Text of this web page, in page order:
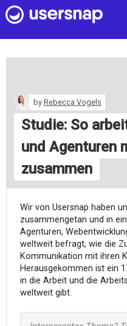
by Rebecca Vogels
Studie: So
und Agenturen
zusammen
Wir von Usersnap haben
zusammengetan und in
Agenturen,
weltweit befragt, wie die
Kommunikation mit ihren
Herausgekommen ist ein
in die Arbeit und die
weltweit gibt.